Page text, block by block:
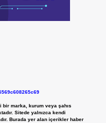
bir marka, kurum veya şahıs
Sitede yalnızca kendi
Burada yer alan içerikler haber